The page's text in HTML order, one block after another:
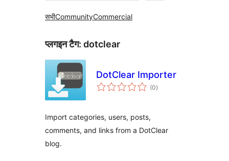
सभीCommunityCommercial
प्लगइन टैग: dotclear
DotClear Importer
(0कुल
दर)
Import categories, users, posts,
comments, and links from a DotClear
blog.